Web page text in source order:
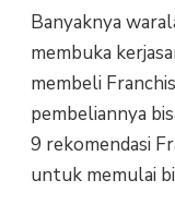
Banyaknya
membuka
membeli
pembeliannya
9 rekomendasi
untuk memulai